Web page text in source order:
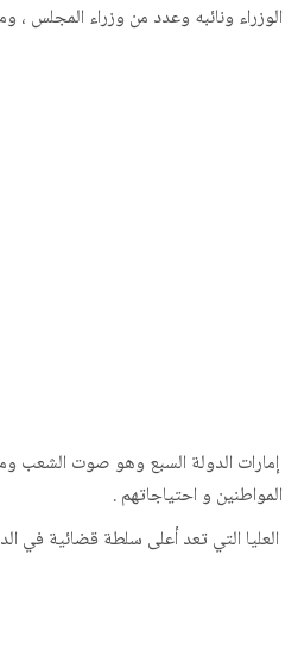
ونائبه وعدد من وزراء المجلس ،
و احتياجاتهم .
التي تعد أعلى سلطة قضائية في